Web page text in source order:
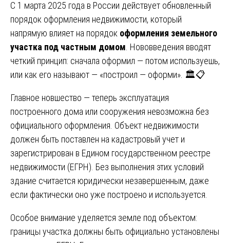
С 1 марта 2025 года в России действует обновленный
порядок оформления недвижимости, который
напрямую влияет на порядок оформления земельного
участка под частным домом . Нововведения вводят
четкий принцип: сначала оформил — потом используешь,
или как его называют — «построил — оформи». 🏛️📋
Главное новшество — теперь эксплуатация
построенного дома или сооружения невозможна без
официального оформления. Объект недвижимости
должен быть поставлен на кадастровый учет и
зарегистрирован в Едином государственном реестре
недвижимости (ЕГРН). Без выполнения этих условий
здание считается юридически незавершенным, даже
если фактически оно уже построено и используется.
Особое внимание уделяется земле под объектом:
границы участка должны быть официально установлены